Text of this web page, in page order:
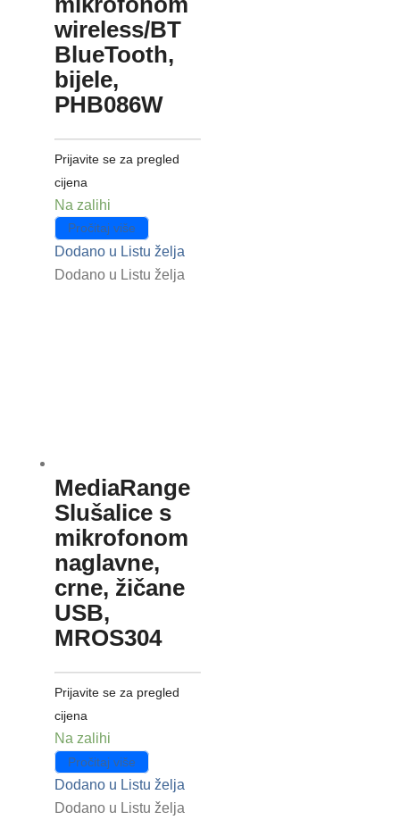
wireless/BT
BlueTooth,
bijele,
PHB086W
Prijavite se za pregled
cijena
Na zalihi
Pročitaj više
Dodano u Listu želja
Dodano u Listu želja
MediaRange
Slušalice s
mikrofonom
naglavne,
crne, žičane
USB,
MROS304
Prijavite se za pregled
cijena
Na zalihi
Pročitaj više
Dodano u Listu želja
Dodano u Listu želja